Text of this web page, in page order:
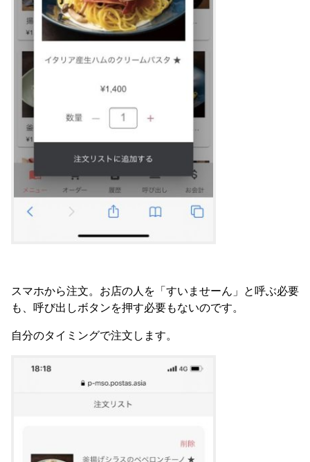
スマホから注文。お店の人を「すいませーん」と呼ぶ必要
も、呼び出しボタンを押す必要もないのです。
自分のタイミングで注文します。